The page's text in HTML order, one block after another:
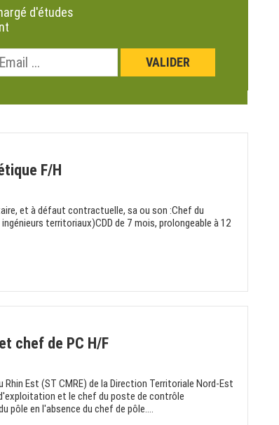
d'études
F/H
et à défaut contractuelle, sa ou son :Chef du
territoriaux)CDD de 7 mois, prolongeable à 12
chef de PC H/F
Rhin Est (ST CMRE) de la Direction Territoriale Nord-Est
et le chef du poste de contrôle
pôle en l'absence du chef de pôle....